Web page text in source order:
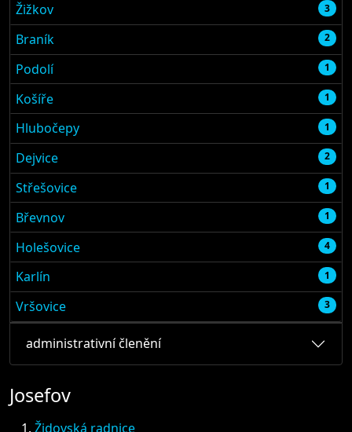
Žižkov 3
Braník 2
Podolí 1
Košíře 1
Hlubočepy 1
Dejvice 2
Střešovice 1
Břevnov 1
Holešovice 4
Karlín 1
Vršovice 3
administrativní členění
Josefov
Židovská radnice